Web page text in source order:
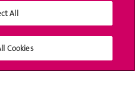
All
Cookies